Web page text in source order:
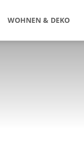
WOHNEN & DEKO